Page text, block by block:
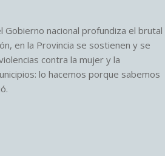
nacional profundiza el brutal
en la Provincia se sostienen y se
contra la mujer y la
lo hacemos porque sabemos